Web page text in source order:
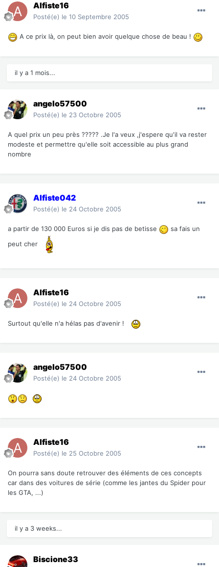
Alfiste16
Posté(e) le 10 Septembre 2005
A ce prix là, on peut bien avoir quelque chose de beau !
il y a 1 mois...
angelo57500
Posté(e) le 23 Octobre 2005
A quel prix un peu près ????? .Je l'a veux ,j'espere qu'il va rester
modeste et permettre qu'elle soit accessible au plus grand
nombre
Alfiste042
Posté(e) le 24 Octobre 2005
a partir de 130 000 Euros si je dis pas de betisse
sa fais un
peut cher
Alfiste16
Posté(e) le 24 Octobre 2005
Surtout qu'elle n'a hélas pas d'avenir !
angelo57500
Posté(e) le 24 Octobre 2005
Alfiste16
Posté(e) le 25 Octobre 2005
On pourra sans doute retrouver des éléments de ces concepts
car dans des voitures de série (comme les jantes du Spider pour
les GTA, ...)
il y a 3 weeks...
Biscione33